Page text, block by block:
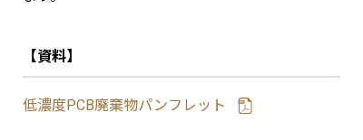
【資料】
低濃度PCB廃棄物パンフレット